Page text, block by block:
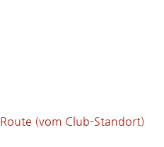
Route (vom Club-Standort)